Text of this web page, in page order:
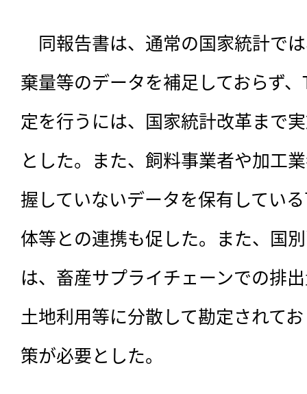
同報告書は、通常の国家統計で
棄量等のデータを補足しておらず
定を行うには、国家統計改革まで
とした。また、飼料事業者や加工
握していないデータを保有してい
体等との連携も促した。また、国
は、畜産サプライチェーンでの排
土地利用等に分散して勘定されて
策が必要とした。